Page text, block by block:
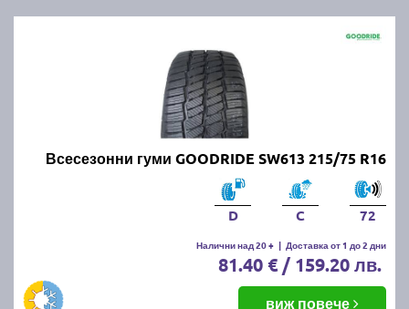
Всесезонни гуми GOODRIDE SW613 215/75 R16
D C 72
Налични над 20 + | Доставка от 1 до 2 дни
81.40 € / 159.20 лв.
виж повече